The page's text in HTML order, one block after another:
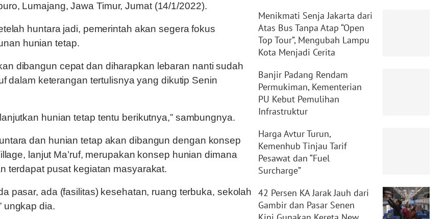
Lumajang, Jawa Timur, Jumat (14/1/2022).
huntara jadi, pemerintah akan segera fokus
hunian tetap.
dibangun cepat dan diharapkan lebaran nanti sudah
dalam keterangan tertulisnya yang dikutip Senin
hunian tetap tentu berikutnya,” sambungnya.
dan hunian tetap akan dibangun dengan konsep
lanjut Ma’ruf, merupakan konsep hunian dimana
terdapat pusat kegiatan masyarakat.
pasar, ada (fasilitas) kesehatan, ruang terbuka, sekolah
ungkap dia.
Menikmati Senja Jakarta dari
Atas Bus Tanpa Atap “Open
Top Tour”, Mengubah Lampu
Kota Menjadi Cerita
Banjir Padang Rendam
Permukiman, Kementerian
PU Kebut Pemulihan
Infrastruktur
Harga Avtur Turun,
Kemenhub Tinjau Tarif
Pesawat dan “Fuel
Surcharge”
42 Persen KA Jarak Jauh dari
Gambir dan Pasar Senen